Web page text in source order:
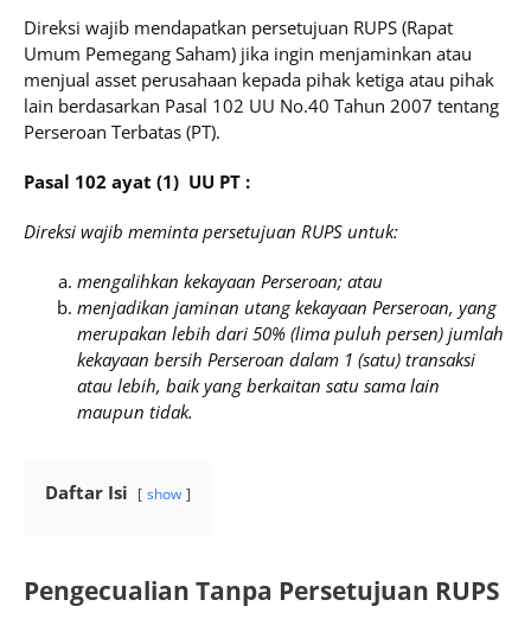
Direksi wajib mendapatkan persetujuan RUPS (Rapat
Umum Pemegang Saham) jika ingin menjaminkan atau
menjual asset perusahaan kepada pihak ketiga atau pihak
lain berdasarkan Pasal 102 UU No.40 Tahun 2007 tentang
Perseroan Terbatas (PT).
Pasal 102 ayat (1) UU PT :
Direksi wajib meminta persetujuan RUPS untuk:
mengalihkan kekayaan Perseroan; atau
menjadikan jaminan utang kekayaan Perseroan, yang
merupakan lebih dari 50% (lima puluh persen) jumlah
kekayaan bersih Perseroan dalam 1 (satu) transaksi
atau lebih, baik yang berkaitan satu sama lain
maupun tidak.
Daftar Isi show
Pengecualian Tanpa Persetujuan RUPS